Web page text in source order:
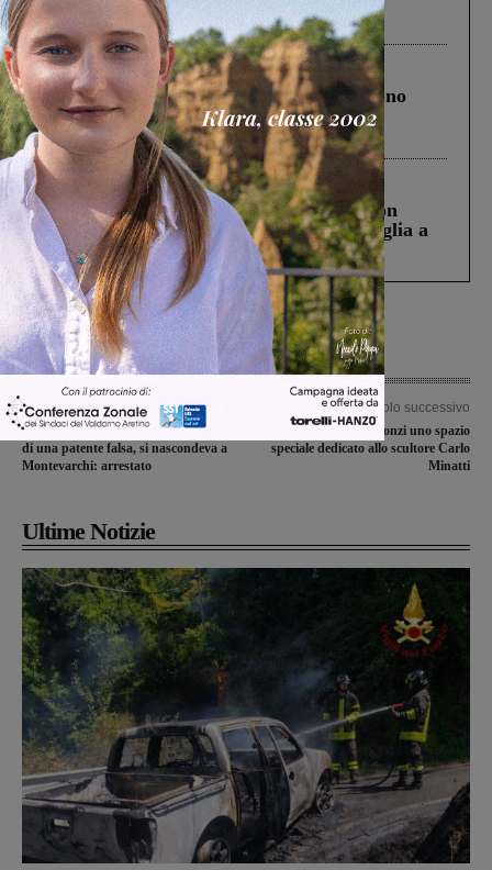
ringraziamento al Governo”
Cronaca 4 Agosto 2026
Un anno fa la strage in A1 in cui morirono
Gianni, Giulia e Franco. Lo schianto, il
processo, lo stop ai sorpassi fra tir....
Cronaca 3 Agosto 2026
Scomparso da una struttura di Castiglion
Fiorentino l’uomo che aveva ucciso la figlia a
Levane nel 2020
Articolo precedente
Condannato in Romania per possesso
di una patente falsa, si nascondeva a
Montevarchi: arrestato
Articolo successivo
OffiCINO, a Montegonzi uno spazio
speciale dedicato allo scultore Carlo
Minatti
Ultime Notizie